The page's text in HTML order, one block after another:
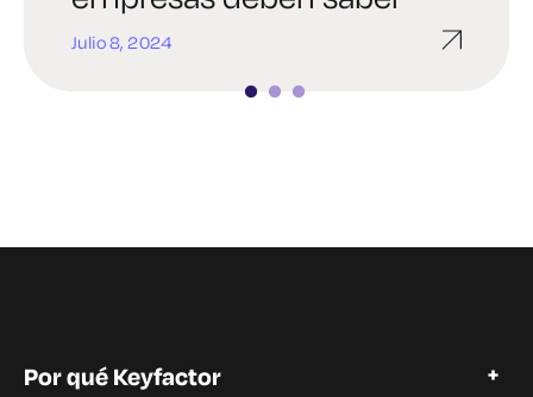
Julio 8, 2024
Junio 20, 2024
Junio 13, 2024
Por qué Keyfactor